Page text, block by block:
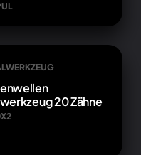
20 Zähne